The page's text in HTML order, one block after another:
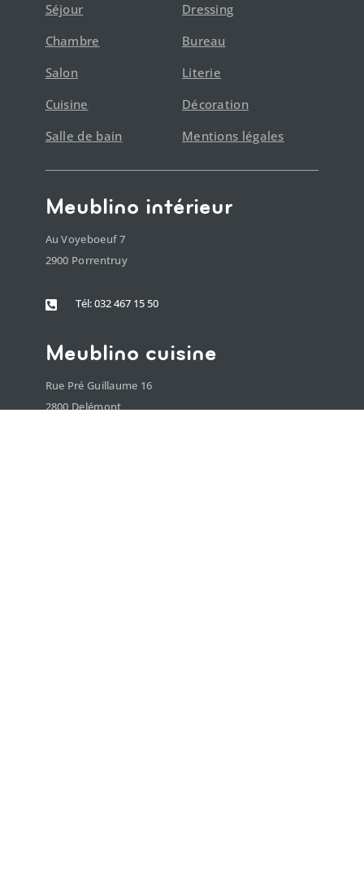
Séjour
Chambre
Salon
Cuisine
Salle de bain
Dressing
Bureau
Literie
Décoration
Mentions légales
Meublino intérieur
Au Voyeboeuf 7
2900 Porrentruy
 Tél: 032 467 15 50
Meublino cuisine
Rue Pré Guillaume 16
2800 Delémont